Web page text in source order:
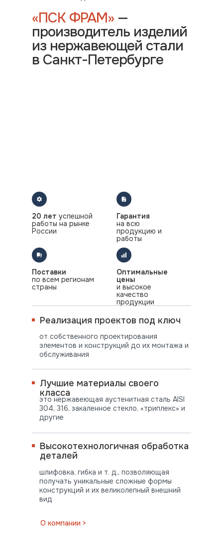
«ПСК ФРАМ» —
производитель изделий
из нержавеющей стали
в Санкт-Петербурге
это нержавеющая аустенитная сталь AISI
304, 316, закаленное стекло, «триплекс» и
другие
шлифовка, гибка и т. д., позволяющая
получать уникальные сложные формы
конструкций и их великолепный внешний
вид
О компании >
от собственного проектирования
элементов и конструкций до их монтажа и
обслуживания
Лучшие материалы своего
класса
Высокотехнологичная обработка
деталей
Реализация проектов под ключ
20 лет успешной
работы на рынке
России
Гарантия
на всю
продукцию и
работы
Оптимальные
цены
и высокое
качество
продукции
Поставки
по всем регионам
страны
ВО ВСЕ РЕГИОНЫ СТРАНЫ